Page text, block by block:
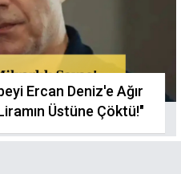
Ercan Deniz'e Ağır
Üstüne Çöktü!"